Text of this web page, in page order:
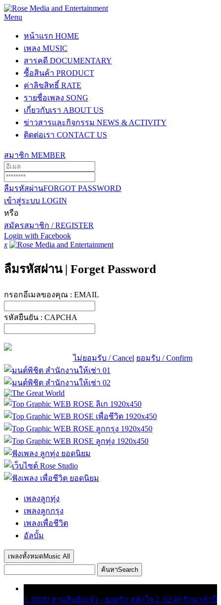
Menu
หน้าแรก HOME
เพลง MUSIC
สารคดี DOCUMENTARY
ซื้อสินค้า PRODUCT
ค่าลิขสิทธิ์ RATE
รายชื่อเพลง SONG
เกี่ยวกับเรา ABOUT US
ข่าวสารและกิจกรรม NEWS & ACTIVITY
ติดต่อเรา CONTACT US
สมาชิก MEMBER
ลืมรหัสผ่านFORGOT PASSWORD
เข้าสู่ระบบ LOGIN
หรือ
สมัครสมาชิก / REGISTER
Login with Facebook
x
ลืมรหัสผ่าน | Forget Password
กรอกอีเมลของคุณ : EMAIL
รหัสยืนยัน : CAPCHA
ไม่ยอมรับ / Cancel ยอมรับ / Confirm
เพลงลูกทุ่ง
เพลงลูกกรุง
เพลงเพื่อชีวิต
อัลบั้ม
เพลงทั้งหมด Music All
ค้นหาSearch
1. 00:00 สามสิบยังแจ๋ว - ยอดรัก สลักใจ 2. 02:49 รักมาห้าปี